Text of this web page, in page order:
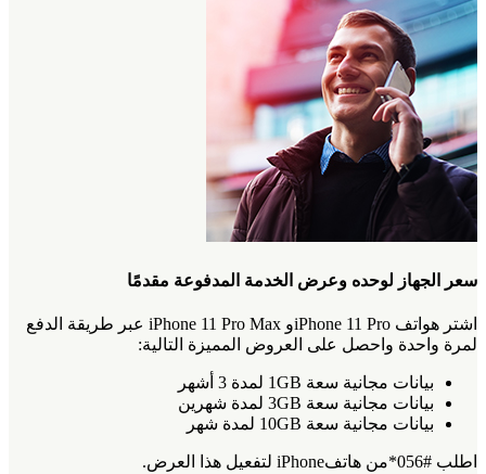
سعر الجهاز لوحده وعرض الخدمة المدفوعة مقدمًا
اشتر هواتف iPhone 11 Proو iPhone 11 Pro Max عبر طريقة الدفع
لمرة واحدة واحصل على العروض المميزة التالية:
بيانات مجانية سعة 1GB لمدة 3 أشهر
بيانات مجانية سعة 3GB لمدة شهرين
بيانات مجانية سعة 10GB لمدة شهر
اطلب #056*من هاتفiPhone لتفعيل هذا العرض.